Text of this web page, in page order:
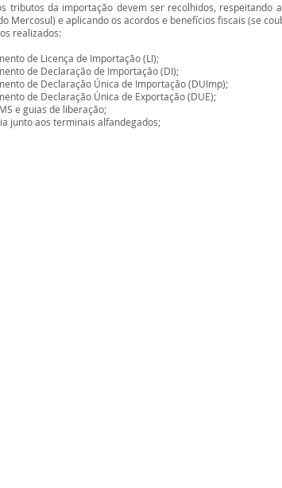
tributos da importação devem ser recolhidos, respeitando
Mercosul) e aplicando os acordos e benefícios fiscais (se
realizados:
de Licença de Importação (LI);
de Declaração de Importação (DI);
de Declaração Única de Importação (DUImp);
de Declaração Única de Exportação (DUE);
e guias de liberação;
junto aos terminais alfandegados;